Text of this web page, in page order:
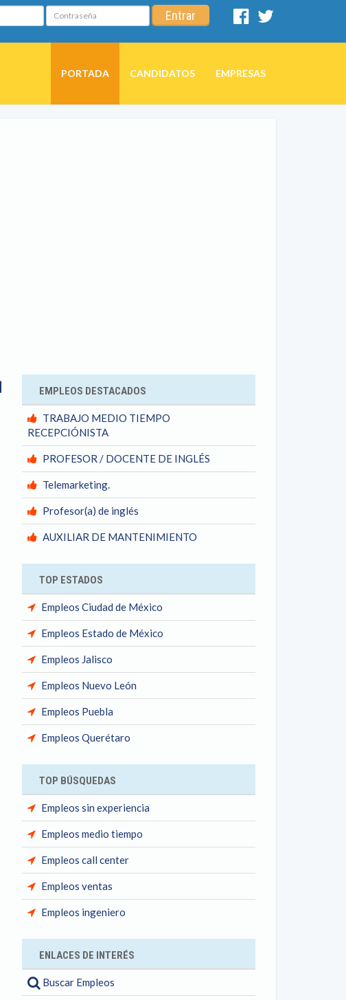
Contraseña Entrar
Facebook
PORTADA CANDIDATOS EMPRESAS
FacebookEMPLEOS DESTACADOS
TRABAJO MEDIO TIEMPO
RECEPCIÓNISTA
PROFESOR / DOCENTE DE INGLÉS
Telemarketing.
Profesor(a) de inglés
AUXILIAR DE MANTENIMIENTO
TOP ESTADOS
Empleos Ciudad de México
Empleos Estado de México
Empleos Jalisco
Empleos Nuevo León
Empleos Puebla
Empleos Querétaro
TOP BÚSQUEDAS
Empleos sin experiencia
Empleos medio tiempo
Empleos call center
Empleos ventas
Empleos ingeniero
ENLACES DE INTERÉS
Buscar Empleos